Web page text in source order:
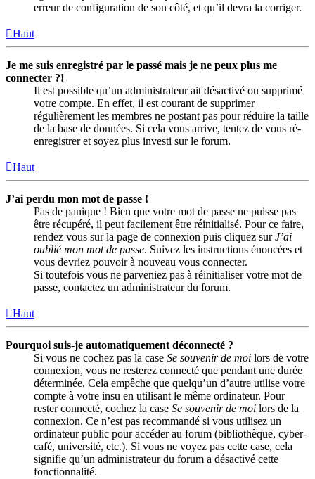
erreur de configuration de son côté, et qu’il devra la corriger.
Haut
Je me suis enregistré par le passé mais je ne peux plus me
connecter ?!
Il est possible qu’un administrateur ait désactivé ou supprimé
votre compte. En effet, il est courant de supprimer
régulièrement les membres ne postant pas pour réduire la taille
de la base de données. Si cela vous arrive, tentez de vous ré-
enregistrer et soyez plus investi sur le forum.
Haut
J’ai perdu mon mot de passe !
Pas de panique ! Bien que votre mot de passe ne puisse pas
être récupéré, il peut facilement être réinitialisé. Pour ce faire,
rendez vous sur la page de connexion puis cliquez surJ’ai
oublié mon mot de passe. Suivez les instructions énoncées et
vous devriez pouvoir à nouveau vous connecter.
Si toutefois vous ne parveniez pas à réinitialiser votre mot de
passe, contactez un administrateur du forum.
Haut
Pourquoi suis-je automatiquement déconnecté ?
Si vous ne cochez pas la case Se souvenir de moi lors de votre
connexion, vous ne resterez connecté que pendant une durée
déterminée. Cela empêche que quelqu’un d’autre utilise votre
compte à votre insu en utilisant le même ordinateur. Pour
rester connecté, cochez la case Se souvenir de moi lors de la
connexion. Ce n’est pas recommandé si vous utilisez un
ordinateur public pour accéder au forum (bibliothèque, cyber-
café, université, etc.). Si vous ne voyez pas cette case, cela
signifie qu’un administrateur du forum a désactivé cette
fonctionnalité.